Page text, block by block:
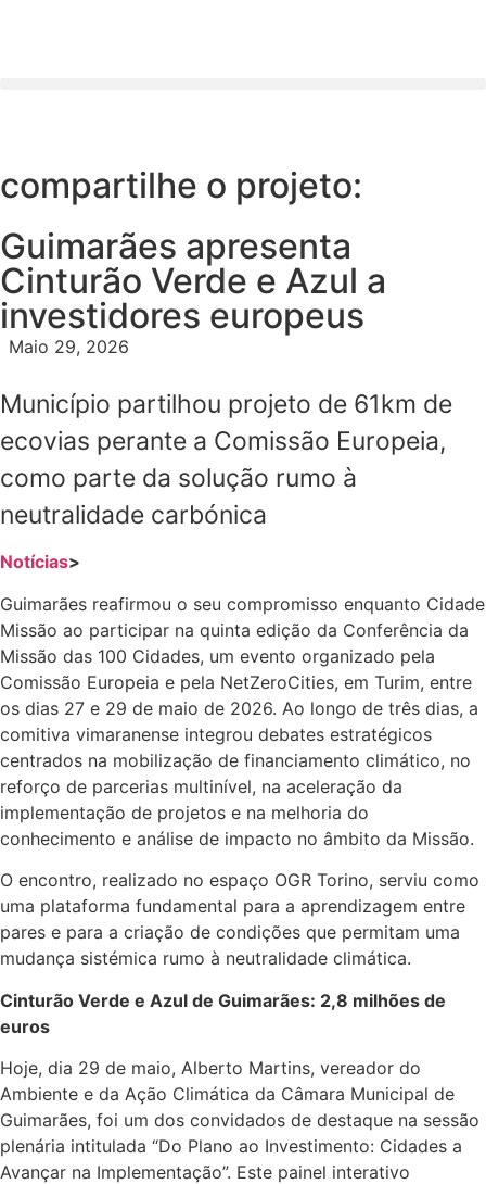
compartilhe o projeto:
Guimarães apresenta
Cinturão Verde e Azul a
investidores europeus
Maio 29, 2026
Município partilhou projeto de 61km de
ecovias perante a Comissão Europeia,
como parte da solução rumo à
neutralidade carbónica
Notícias>
Guimarães reafirmou o seu compromisso enquanto Cidade
Missão ao participar na quinta edição da Conferência da
Missão das 100 Cidades, um evento organizado pela
Comissão Europeia e pela NetZeroCities, em Turim, entre
os dias 27 e 29 de maio de 2026. Ao longo de três dias, a
comitiva vimaranense integrou debates estratégicos
centrados na mobilização de financiamento climático, no
reforço de parcerias multinível, na aceleração da
implementação de projetos e na melhoria do
conhecimento e análise de impacto no âmbito da Missão.
O encontro, realizado no espaço OGR Torino, serviu como
uma plataforma fundamental para a aprendizagem entre
pares e para a criação de condições que permitam uma
mudança sistémica rumo à neutralidade climática.
Cinturão Verde e Azul de Guimarães: 2,8 milhões de
euros
Hoje, dia 29 de maio, Alberto Martins, vereador do
Ambiente e da Ação Climática da Câmara Municipal de
Guimarães, foi um dos convidados de destaque na sessão
plenária intitulada “Do Plano ao Investimento: Cidades a
Avançar na Implementação”. Este painel interativo